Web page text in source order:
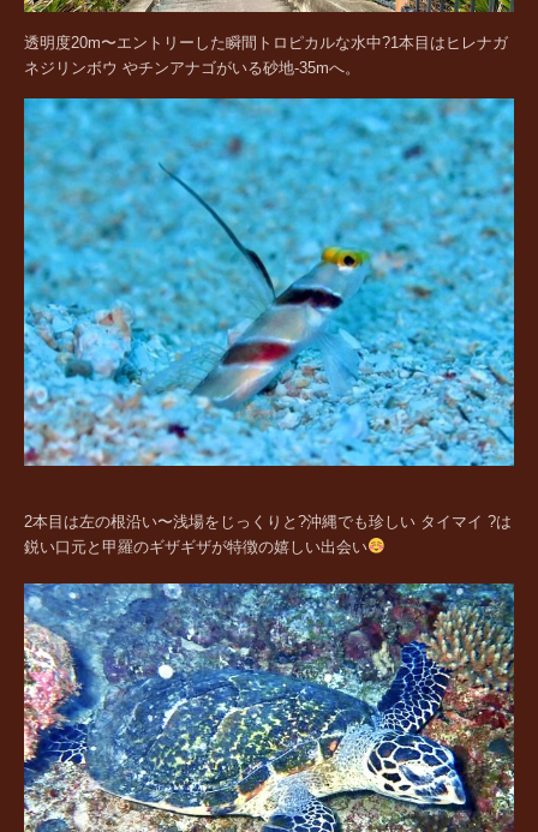
透明度20m〜エントリーした瞬間トロピカルな水中?1本目はヒレナガ
ネジリンボウ やチンアナゴがいる砂地-35mへ。
2本目は左の根沿い〜浅場をじっくりと?沖縄でも珍しい タイマイ ?は
鋭い口元と甲羅のギザギザが特徴の嬉しい出会い